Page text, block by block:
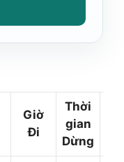
Giờ
Đi
Thời
gian
Dừng